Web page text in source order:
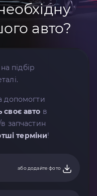
авто?
підбір
допомогти
своє авто в
запчастин
терміни!
або додайте фото